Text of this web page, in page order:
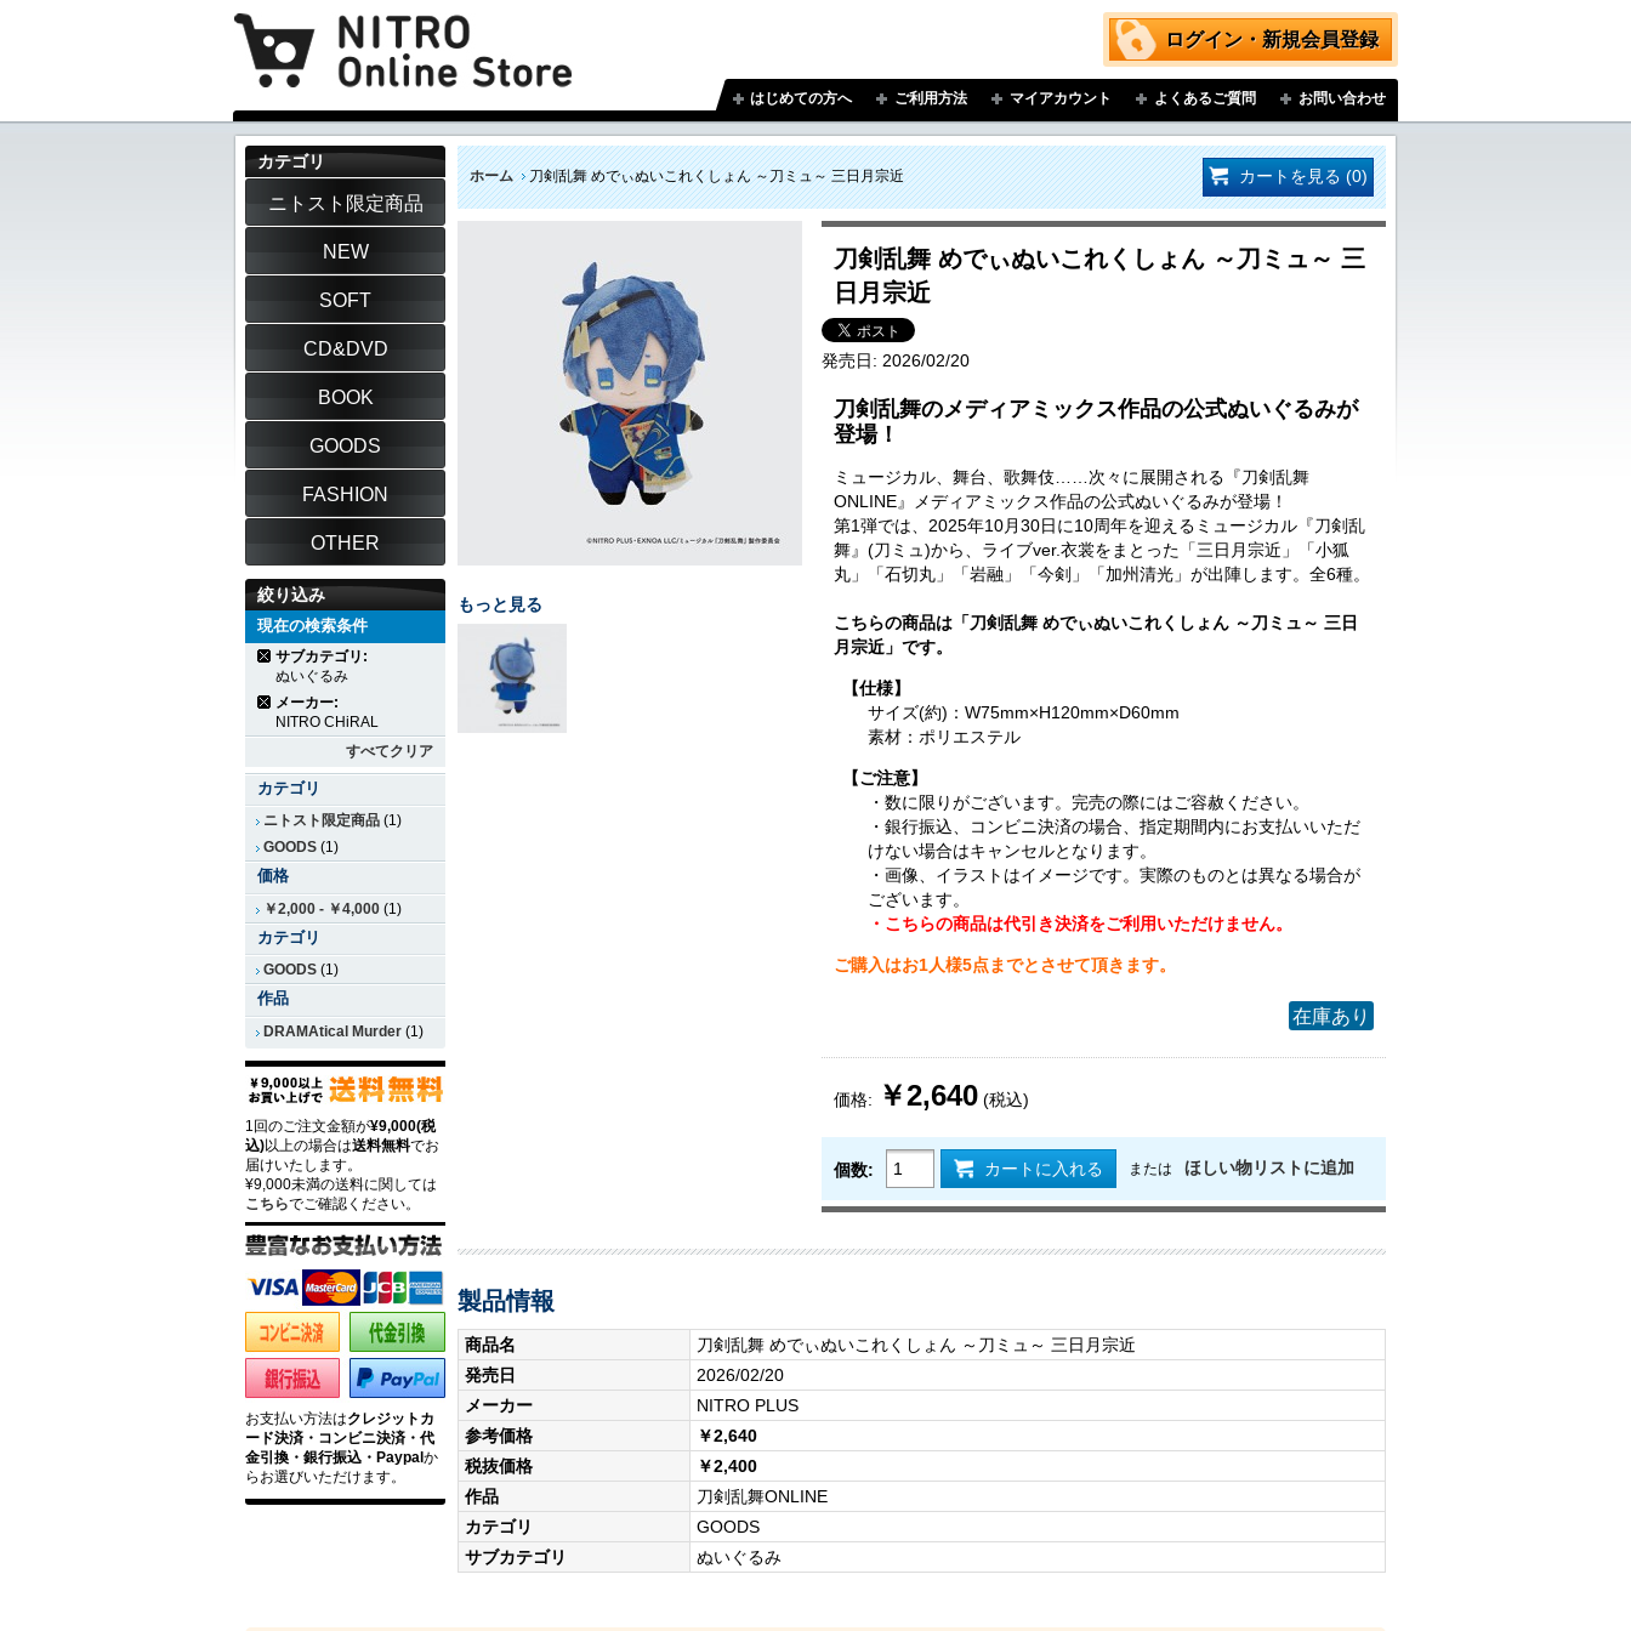
ログイン・新規会員登録
はじめての方へ ご利用方法 マイアカウント よくあるご質問 お問い合わせ
ホーム 刀剣乱舞 めでぃぬいこれくしょん ～刀ミュ～ 三日月宗近 カートを見る (0)
刀剣乱舞 めでぃぬいこれくしょん ～刀ミュ～ 三
日月宗近
発売日: 2026/02/20
刀剣乱舞のメディアミックス作品の公式ぬいぐるみが
登場！
ミュージカル、舞台、歌舞伎……次々に展開される『刀剣乱舞
ONLINE』メディアミックス作品の公式ぬいぐるみが登場！
第1弾では、2025年10月30日に10周年を迎えるミュージカル『刀剣乱
舞』(刀ミュ)から、ライブver.衣裳をまとった「三日月宗近」「小狐
丸」「石切丸」「岩融」「今剣」「加州清光」が出陣します。全6種。
こちらの商品は「刀剣乱舞 めでぃぬいこれくしょん ～刀ミュ～ 三日
月宗近」です。
【仕様】
サイズ(約)：W75mm×H120mm×D60mm
素材：ポリエステル
【ご注意】
・数に限りがございます。完売の際にはご容赦ください。
・銀行振込、コンビニ決済の場合、指定期間内にお支払いいただ
けない場合はキャンセルとなります。
・画像、イラストはイメージです。実際のものとは異なる場合が
ございます。
・こちらの商品は代引き決済をご利用いただけません。
ご購入はお1人様5点までとさせて頂きます。
在庫あり
価格: ￥2,640 (税込)
個数: カートに入れる または ほしい物リストに追加
もっと見る
製品情報
商品名
刀剣乱舞 めでぃぬいこれくしょん ～刀ミュ～ 三日月宗近
発売日
2026/02/20
メーカー
NITRO PLUS
参考価格
￥2,640
税抜価格
￥2,400
作品
刀剣乱舞ONLINE
カテゴリ
GOODS
サブカテゴリ
ぬいぐるみ
カテゴリ
ニトスト限定商品
NEW
SOFT
CD&DVD
BOOK
GOODS
FASHION
OTHER
絞り込み
現在の検索条件
サブカテゴリ:
ぬいぐるみ
メーカー:
NITRO CHiRAL
すべてクリア
カテゴリ
ニトスト限定商品 (1)
GOODS (1)
価格
￥2,000 - ￥4,000 (1)
カテゴリ
GOODS (1)
作品
DRAMAtical Murder (1)
1回のご注文金額が¥9,000(税
込)以上の場合は送料無料でお
届けいたします。
¥9,000未満の送料に関しては
こちらでご確認ください。
お支払い方法はクレジットカ
ード決済・コンビニ決済・代
金引換・銀行振込・Paypalか
らお選びいただけます。